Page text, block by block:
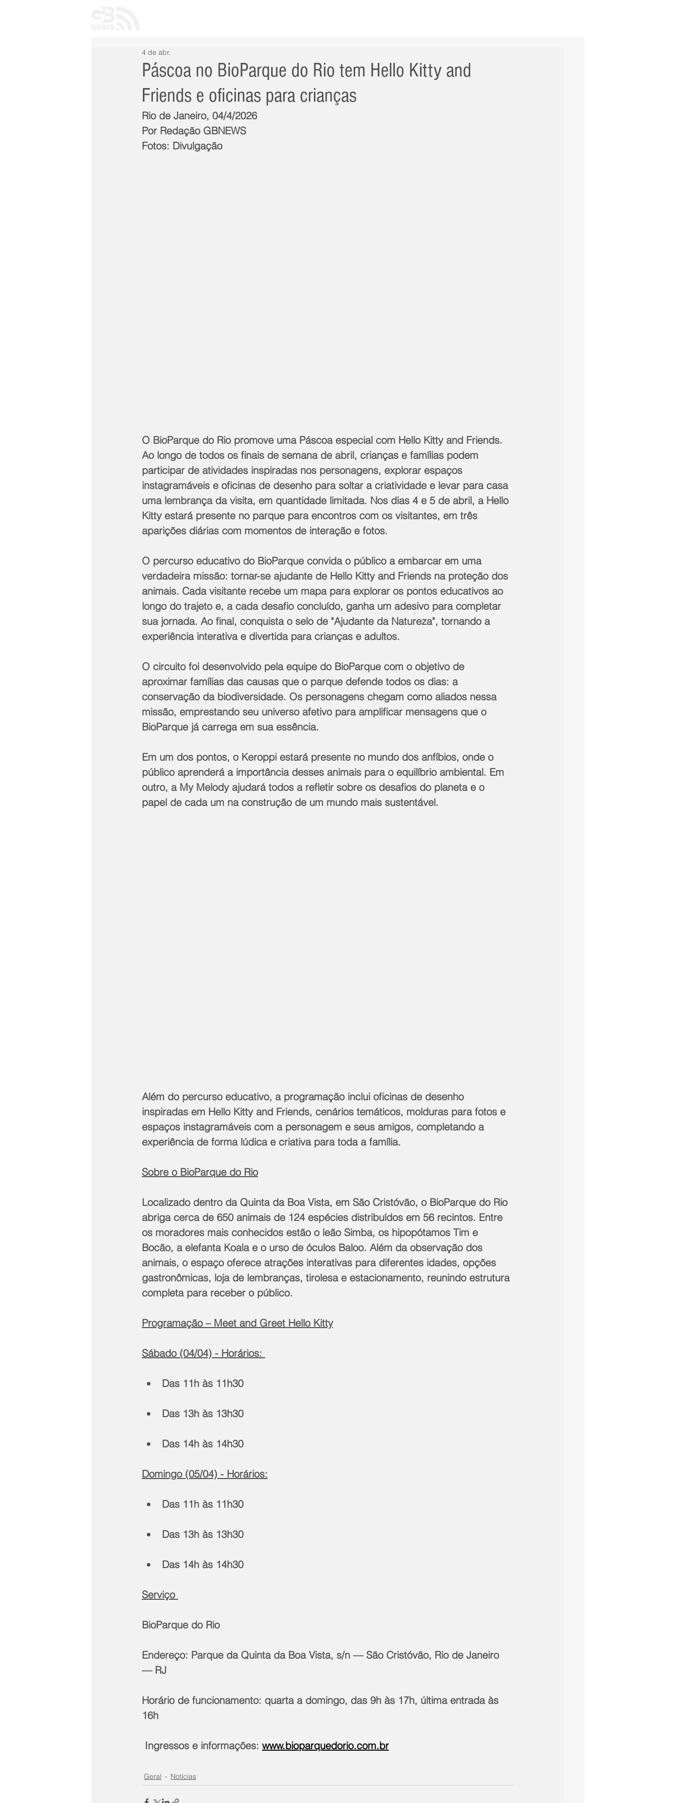
Páscoa no BioParque do Rio tem Hello Kitty and
Friends e oficinas para crianças
4 de abr.
Rio de Janeiro, 04/4/2026
Por Redação GBNEWS
Fotos: Divulgação
O BioParque do Rio promove uma Páscoa especial com Hello Kitty and Friends.
Ao longo de todos os finais de semana de abril, crianças e famílias podem
participar de atividades inspiradas nos personagens, explorar espaços
instagramáveis e oficinas de desenho para soltar a criatividade e levar para casa
uma lembrança da visita, em quantidade limitada. Nos dias 4 e 5 de abril, a Hello
Kitty estará presente no parque para encontros com os visitantes, em três
aparições diárias com momentos de interação e fotos.
O percurso educativo do BioParque convida o público a embarcar em uma
verdadeira missão: tornar-se ajudante de Hello Kitty and Friends na proteção dos
animais. Cada visitante recebe um mapa para explorar os pontos educativos ao
longo do trajeto e, a cada desafio concluído, ganha um adesivo para completar
sua jornada. Ao final, conquista o selo de "Ajudante da Natureza", tornando a
experiência interativa e divertida para crianças e adultos.
O circuito foi desenvolvido pela equipe do BioParque com o objetivo de
aproximar famílias das causas que o parque defende todos os dias: a
conservação da biodiversidade. Os personagens chegam como aliados nessa
missão, emprestando seu universo afetivo para amplificar mensagens que o
BioParque já carrega em sua essência.
Em um dos pontos, o Keroppi estará presente no mundo dos anfíbios, onde o
público aprenderá a importância desses animais para o equilíbrio ambiental. Em
outro, a My Melody ajudará todos a refletir sobre os desafios do planeta e o
papel de cada um na construção de um mundo mais sustentável.
Além do percurso educativo, a programação inclui oficinas de desenho
inspiradas em Hello Kitty and Friends, cenários temáticos, molduras para fotos e
espaços instagramáveis com a personagem e seus amigos, completando a
experiência de forma lúdica e criativa para toda a família.
Sobre o BioParque do Rio
Localizado dentro da Quinta da Boa Vista, em São Cristóvão, o BioParque do Rio
abriga cerca de 650 animais de 124 espécies distribuídos em 56 recintos. Entre
os moradores mais conhecidos estão o leão Simba, os hipopótamos Tim e
Bocão, a elefanta Koala e o urso de óculos Baloo. Além da observação dos
animais, o espaço oferece atrações interativas para diferentes idades, opções
gastronômicas, loja de lembranças, tirolesa e estacionamento, reunindo estrutura
completa para receber o público.
Programação – Meet and Greet Hello Kitty
Sábado (04/04) - Horários:
Das 11h às 11h30
Das 13h às 13h30
Das 14h às 14h30
Domingo (05/04) - Horários:
Das 11h às 11h30
Das 13h às 13h30
Das 14h às 14h30
Serviço
BioParque do Rio
Endereço: Parque da Quinta da Boa Vista, s/n — São Cristóvão, Rio de Janeiro
— RJ
Horário de funcionamento: quarta a domingo, das 9h às 17h, última entrada às
16h
Ingressos e informações: www.bioparquedorio.com.br
Geral Notícias